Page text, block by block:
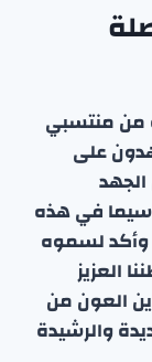
من منتسبي
على
سيما في هذه
وأكد لسموه
العزيز
العون من
والرشيدة